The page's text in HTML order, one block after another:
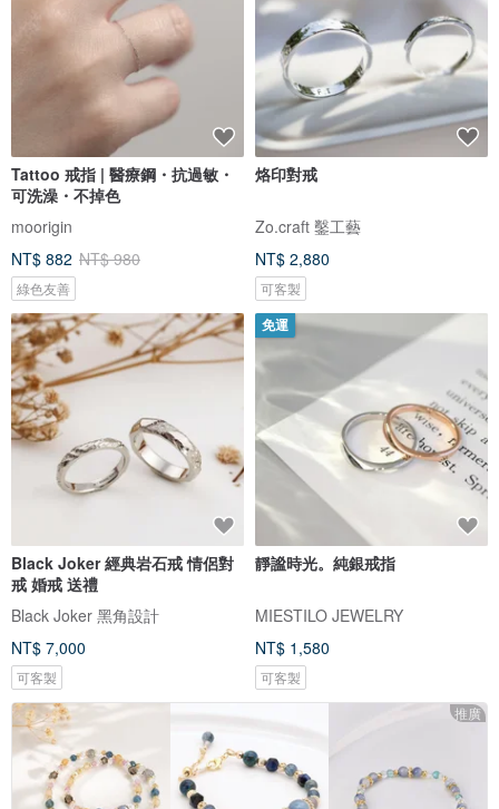
Tattoo 戒指 | 醫療鋼・抗過敏・
可洗澡・不掉色
moorigin
NT$ 882 NT$ 980
綠色友善
烙印對戒
Zo.craft 鑿工藝
NT$ 2,880
可客製
Black Joker 經典岩石戒 情侶對
戒 婚戒 送禮
Black Joker 黑角設計
NT$ 7,000
可客製
免運
靜謐時光。純銀戒指
MIESTILO JEWELRY
NT$ 1,580
可客製
推廣